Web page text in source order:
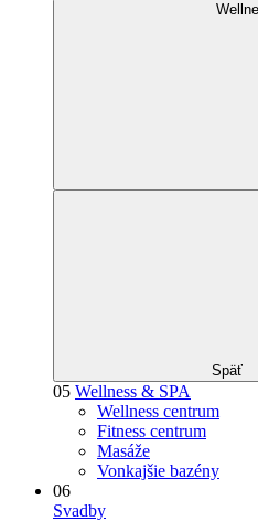
Späť
05 Wellness & SPA
Wellness centrum
Fitness centrum
Masáže
Vonkajšie bazény
06
Svadby